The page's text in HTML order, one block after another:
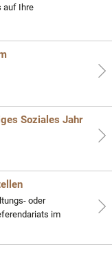
auf Ihre
Soziales Jahr
oder
im